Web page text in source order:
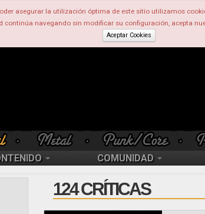
asegurar la utilización óptima de este sitio utilizamos
continúa navegando sin modificar su configuración, acepta
Aceptar Cookies
COMUNIDAD
124 CRÍTICAS